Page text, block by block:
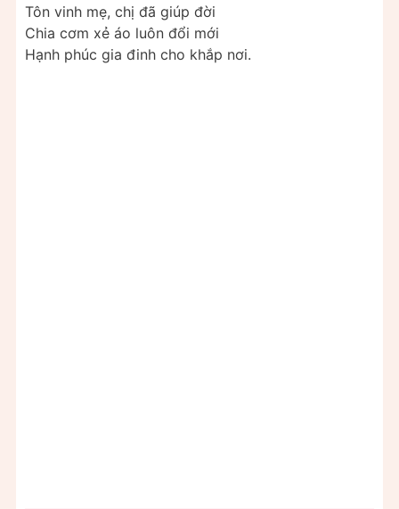
Tôn vinh mẹ, chị đã giúp đời
Chia cơm xẻ áo luôn đổi mới
Hạnh phúc gia đinh cho khắp nơi.